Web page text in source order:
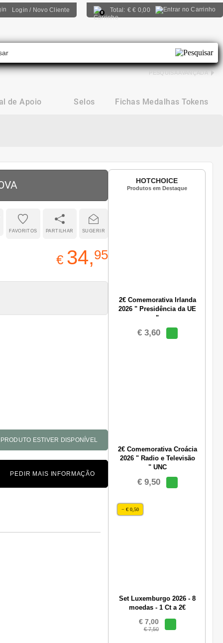
Login / Novo Cliente 0 Total: €€ 0,00
PESQUISA AVANÇADA
de Apoio Selos Fichas Medalhas Tokens
SUGERIR
PARTILHAR
FAVORITOS
€ 34,95
PEDIR MAIS INFORMAÇÃO
HOTCHOICE
Produtos em Destaque
2€ Comemorativa Irlanda
2026 " Presidência da UE
"
€ 3,60
2€ Comemorativa Croácia
2026 " Radio e Televisão
" UNC
€ 9,50
− € 0,50
Set Luxemburgo 2026 - 8
moedas - 1 Ct a 2€
€ 7,00
€ 7,50